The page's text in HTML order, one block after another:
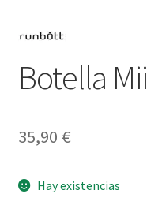
Botella
35,90 €
Hay existencias